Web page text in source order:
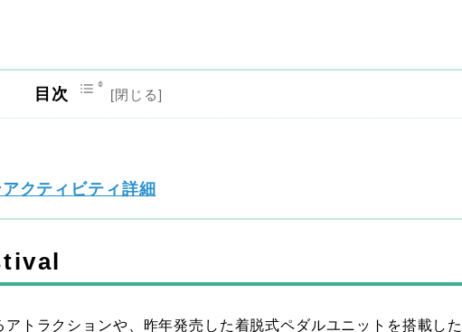
目次
クティビティ詳細
トラクションや、昨年発売した着脱式ペダルユニットを搭載し